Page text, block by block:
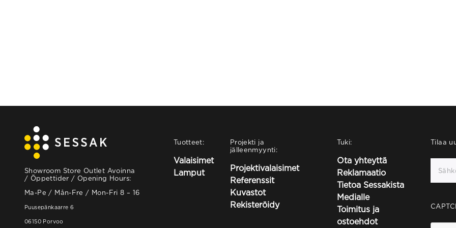
Showroom Store Outlet Avoinna
/ Öppettider / Opening Hours:
Ma-Pe / Mån-Fre / Mon-Fri 8 – 16
Puusepänkaarre 6
06150 Porvoo
Tuotteet:
Valaisimet
Lamput
Projekti ja
jälleenmyynti:
Projektivalaisimet
Referenssit
Kuvastot
Rekisteröidy
Tuki:
Ota yhteyttä
Reklamaatio
Tietoa Sessakista
Medialle
Toimitus ja
ostoehdot
Tilaa